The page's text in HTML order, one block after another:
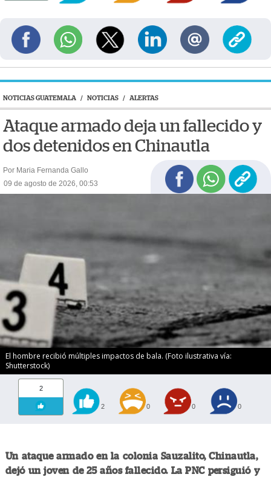
NOTICIAS GUATEMALA / NOTICIAS / ALERTAS
Ataque armado deja un fallecido y
dos detenidos en Chinautla
Por Maria Fernanda Gallo
09 de agosto de 2026, 00:53
El hombre recibió múltiples impactos de bala. (Foto ilustrativa vía:
Shutterstock)
2
2 0 0 0
Un ataque armado en la colonia Sauzalito, Chinautla,
dejó un joven de 25 años fallecido. La PNC persiguió y